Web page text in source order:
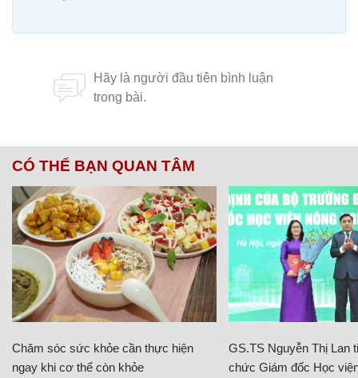
CÓ THỂ BẠN QUAN TÂM
Chăm sóc sức khỏe cần thực hiện
ngay khi cơ thể còn khỏe
GS.TS Nguyễn Thị Lan
chức Giám đốc Học